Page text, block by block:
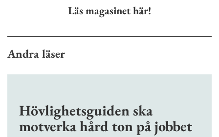
Läs magasinet här!
Andra läser
Hövlighetsguiden ska
motverka hård ton på jobbet